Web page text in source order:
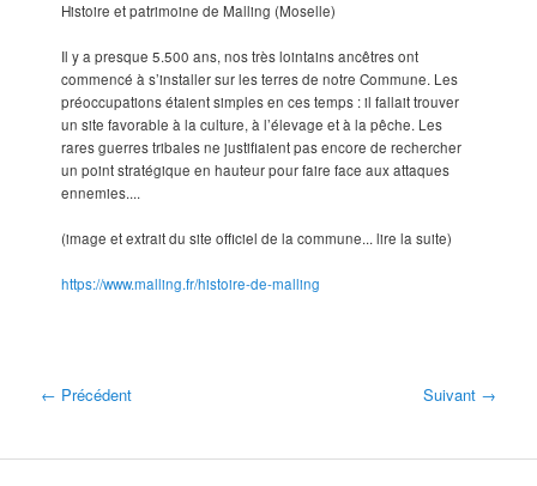
Histoire et patrimoine de Malling (Moselle)
Il y a presque 5.500 ans, nos très lointains ancêtres ont
commencé à s’installer sur les terres de notre Commune. Les
préoccupations étaient simples en ces temps : il fallait trouver
un site favorable à la culture, à l’élevage et à la pêche. Les
rares guerres tribales ne justifiaient pas encore de rechercher
un point stratégique en hauteur pour faire face aux attaques
ennemies....
(image et extrait du site officiel de la commune... lire la suite)
https://www.malling.fr/histoire-de-malling
← Précédent Suivant →